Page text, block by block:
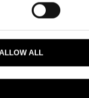
ALLOW ALL